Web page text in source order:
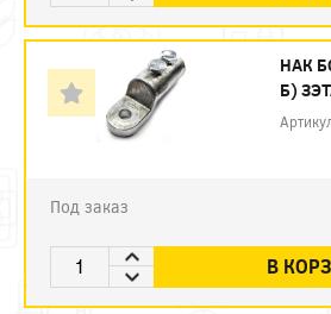
НАК
Б)
Под заказ
В